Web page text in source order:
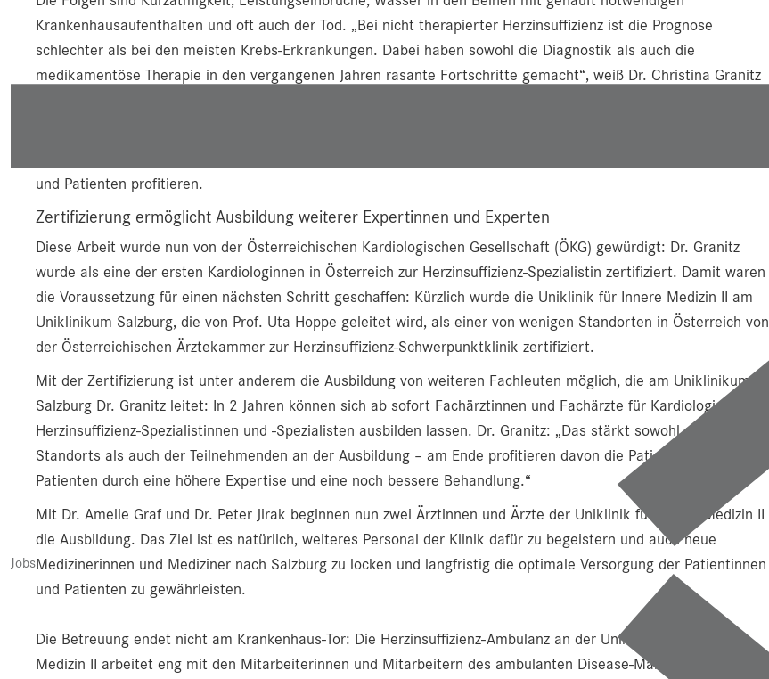
Jobs
Krankenhausaufenthalten und oft auch der Tod. „Bei nicht therapierter Herzinsuffizienz ist die Prognose
schlechter als bei den meisten Krebs-Erkrankungen. Dabei haben sowohl die Diagnostik als auch die
medikamentöse Therapie in den vergangenen Jahren rasante Fortschritte gemacht“, weiß Dr. Christina Granitz
und Patienten profitieren.
Zertifizierung ermöglicht Ausbildung weiterer Expertinnen und Experten
Diese Arbeit wurde nun von der Österreichischen Kardiologischen Gesellschaft (ÖKG) gewürdigt: Dr. Granitz
wurde als eine der ersten Kardiologinnen in Österreich zur Herzinsuffizienz-Spezialistin zertifiziert. Damit waren
die Voraussetzung für einen nächsten Schritt geschaffen: Kürzlich wurde die Uniklinik für Innere Medizin II am
Uniklinikum Salzburg, die von Prof. Uta Hoppe geleitet wird, als einer von wenigen Standorten in Österreich von
der Österreichischen Ärztekammer zur Herzinsuffizienz-Schwerpunktklinik zertifiziert.
Mit der Zertifizierung ist unter anderem die Ausbildung von weiteren Fachleuten möglich, die am Uniklinikum
Salzburg Dr. Granitz leitet: In 2 Jahren können sich ab sofort Fachärztinnen und Fachärzte für Kardiologie zu
Herzinsuffizienz-Spezialistinnen und -Spezialisten ausbilden lassen. Dr. Granitz: „Das stärkt sowohl das Profil des
Standorts als auch der Teilnehmenden an der Ausbildung – am Ende profitieren davon die Patientinnen und
Patienten durch eine höhere Expertise und eine noch bessere Behandlung.“
Mit Dr. Amelie Graf und Dr. Peter Jirak beginnen nun zwei Ärztinnen und Ärzte der Uniklinik für Innere Medizin II
die Ausbildung. Das Ziel ist es natürlich, weiteres Personal der Klinik dafür zu begeistern und auch neue
Medizinerinnen und Mediziner nach Salzburg zu locken und langfristig die optimale Versorgung der Patientinnen
und Patienten zu gewährleisten.
Die Betreuung endet nicht am Krankenhaus-Tor: Die Herzinsuffizienz-Ambulanz an der Uniklinik für Innere
Medizin II arbeitet eng mit den Mitarbeiterinnen und Mitarbeitern des ambulanten Disease-Management